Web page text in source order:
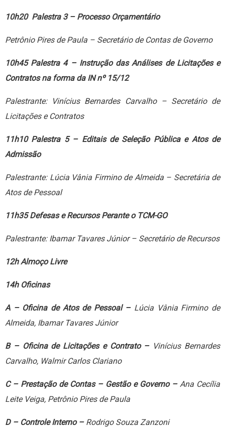
10h20 Palestra 3 – Processo Orçamentário
Petrônio Pires de Paula – Secretário de Contas de Governo
10h45 Palestra 4 – Instrução das Análises de Licitações e
Contratos na forma da IN nº 15/12
Palestrante: Vinícius Bernardes Carvalho – Secretário de
Licitações e Contratos
11h10 Palestra 5 – Editais de Seleção Pública e Atos de
Admissão
Palestrante: Lúcia Vânia Firmino de Almeida – Secretária de
Atos de Pessoal
11h35 Defesas e Recursos Perante o TCM-GO
Palestrante: Ibamar Tavares Júnior – Secretário de Recursos
12h Almoço Livre
14h Oficinas
A – Oficina de Atos de Pessoal – Lúcia Vânia Firmino de
Almeida, Ibamar Tavares Júnior
B – Oficina de Licitações e Contrato – Vinícius Bernardes
Carvalho, Walmir Carlos Clariano
C – Prestação de Contas – Gestão e Governo – Ana Cecília
Leite Veiga, Petrônio Pires de Paula
D – Controle Interno – Rodrigo Souza Zanzoni